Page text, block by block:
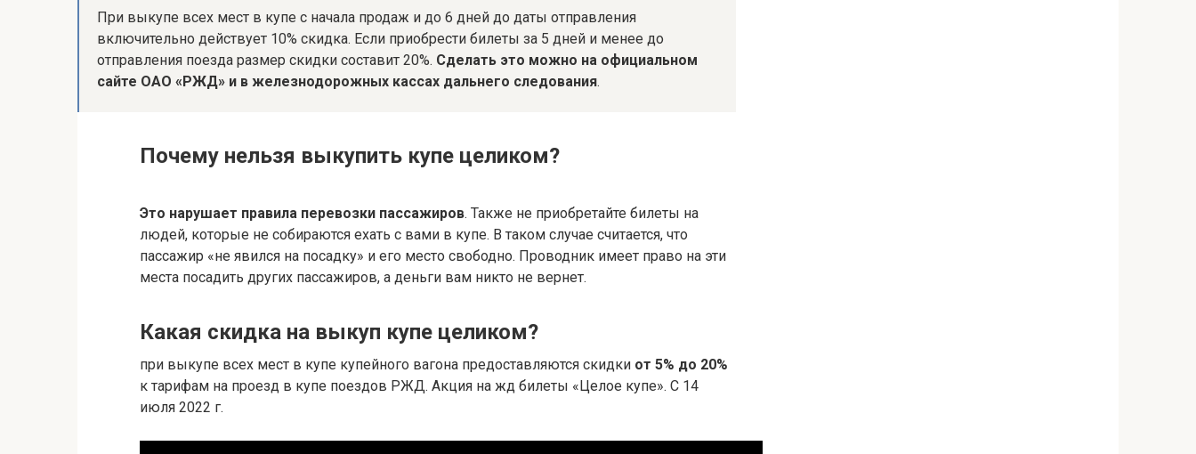
При выкупе всех мест в купе с начала продаж и до 6 дней до даты отправления
включительно действует 10% скидка. Если приобрести билеты за 5 дней и менее до
отправления поезда размер скидки составит 20%. Сделать это можно на официальном
сайте ОАО «РЖД» и в железнодорожных кассах дальнего следования.
Почему нельзя выкупить купе целиком?
Это нарушает правила перевозки пассажиров. Также не приобретайте билеты на
людей, которые не собираются ехать с вами в купе. В таком случае считается, что
пассажир «не явился на посадку» и его место свободно. Проводник имеет право на эти
места посадить других пассажиров, а деньги вам никто не вернет.
Какая скидка на выкуп купе целиком?
при выкупе всех мест в купе купейного вагона предоставляются скидки от 5% до 20%
к тарифам на проезд в купе поездов РЖД. Акция на жд билеты «Целое купе». С 14
июля 2022 г.